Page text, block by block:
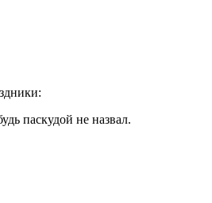
паскудой не назвал.